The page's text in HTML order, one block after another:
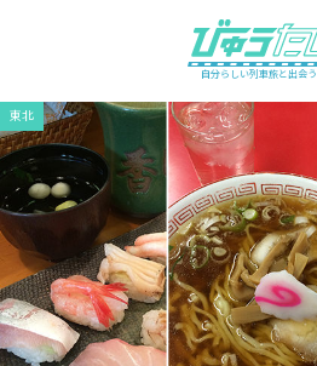
自分らしい列車旅と出会う
東北